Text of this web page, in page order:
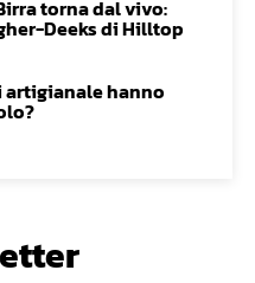
torna dal vivo:
Deeks di Hilltop
artigianale hanno